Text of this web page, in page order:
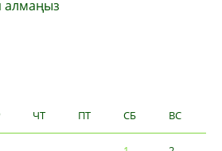
алмаңыз
ЧТ ПТ СБ ВС